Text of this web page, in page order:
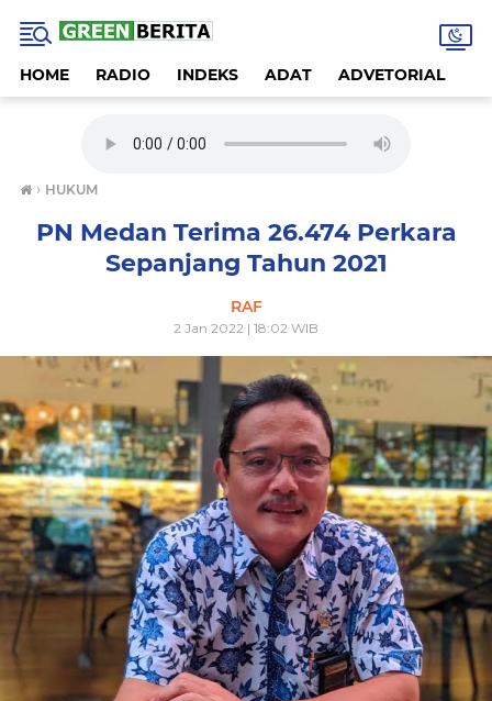
HOME RADIO INDEKS ADAT ADVETORIAL
› HUKUM
PN Medan Terima 26.474 Perkara
Sepanjang Tahun 2021
RAF
2 Jan 2022 | 18:02 WIB